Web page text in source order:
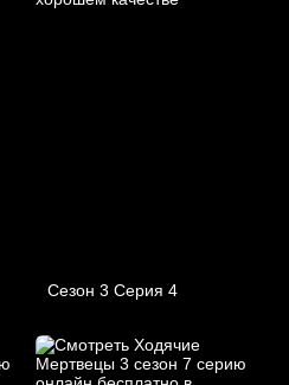
Сезон 3 Серия 4